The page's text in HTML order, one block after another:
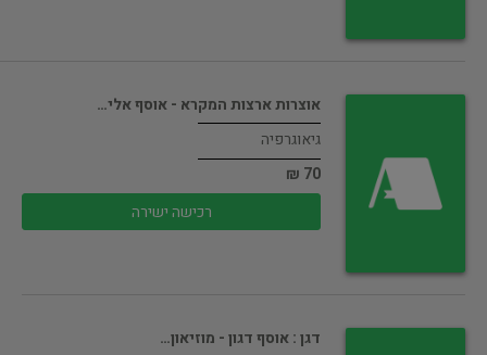
אוצרות ארצות המקרא - אוסף אלי…
גיאוגרפיה
70 ₪
רכישה ישירה
דגן : אוסף דגון - מוזיאון…